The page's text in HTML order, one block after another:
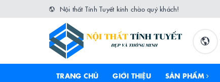
Nội thất Tính Tuyết kính chào quý khách!
TRANG CHỦ GIỚI THIỆU SẢN PHẨM